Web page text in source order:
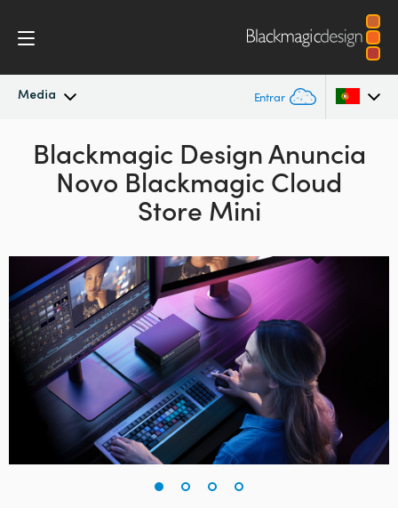
Media Entrar
Novidades
Arquivo
Argentina
Australia
Brazil
Canada
China
Denmark
Finland
France
Blackmagic Design Anuncia
Novo Blackmagic Cloud
Store Mini